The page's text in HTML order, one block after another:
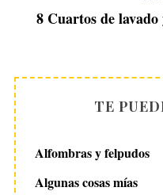
8 Cuartos de
TE
Alfombras y felpudos
Algunas cosas mías